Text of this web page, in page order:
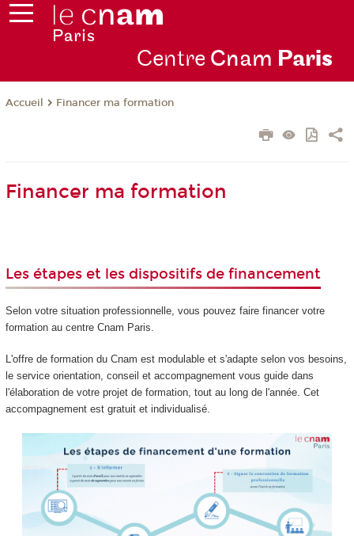
Centre Cnam Paris
Accueil Financer ma formation
Financer ma formation
Les étapes et les dispositifs de financement
Selon votre situation professionnelle, vous pouvez faire financer votre
formation au centre Cnam Paris.
L'offre de formation du Cnam est modulable et s'adapte selon vos besoins,
le service orientation, conseil et accompagnement vous guide dans
l'élaboration de votre projet de formation, tout au long de l'année. Cet
accompagnement est gratuit et individualisé.